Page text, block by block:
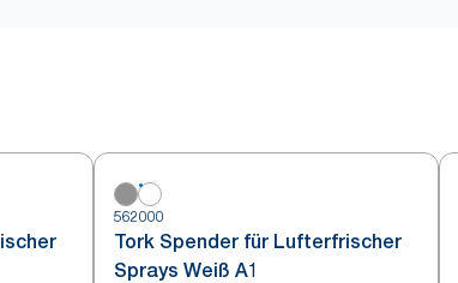
562000
Tork Spender für Lufterfrischer
Sprays Weiß A1